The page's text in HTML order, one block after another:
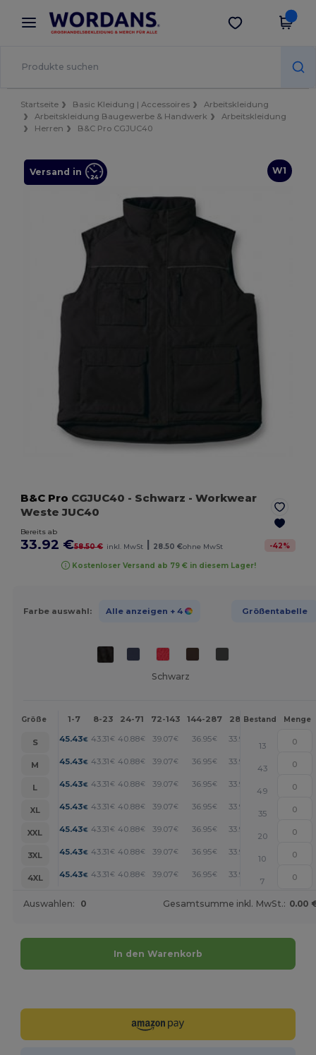
× Wordans App
Bessere Preise in der App!
App holen
Startseite Basic Kleidung | Accessoires
Arbeitskleidung
Arbeitskleidung Baugewerbe & Handwerk
Arbeitskleidung
Herren
B&C Pro CGJUC40
W1
Versand in
B&C Pro CGJUC40 - Schwarz - Workwear
Weste JUC40
Bereits ab
33.92 €58.50 € inkl. MwSt | 28.50 €ohne MwSt -42%
Kostenloser Versand ab 79 € in diesem Lager!
Farbe auswahl: Alle anzeigen + 4 Größentabelle
Schwarz
Größe 1-7 8-23 24-71 72-143 144-287 288 + Mehr
Bestand Menge
S 45.43€ 43.31€ 40.88€ 39.07€ 36.95€ 33.92
13
M
45.43€ 43.31€ 40.88€ 39.07€ 36.95€ 33.92
43
L
45.43€ 43.31€ 40.88€ 39.07€ 36.95€ 33.92
49
XL
45.43€ 43.31€ 40.88€ 39.07€ 36.95€ 33.92
35
XXL
45.43€ 43.31€ 40.88€ 39.07€ 36.95€ 33.92
20
3XL
45.43€ 43.31€ 40.88€ 39.07€ 36.95€ 33.92
10
4XL
45.43€ 43.31€ 40.88€ 39.07€ 36.95€ 33.92
7
Auswahlen: 0 Gesamtsumme inkl. MwSt.: 0.00
In den Warenkorb